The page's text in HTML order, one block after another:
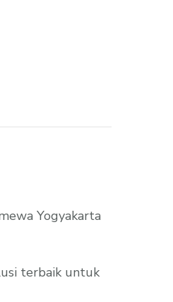
Yogyakarta
terbaik untuk